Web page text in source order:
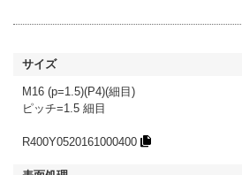
M16 (p=1.5)(P4)(細目)
ピッチ=1.5 細目
R400Y0520161000400